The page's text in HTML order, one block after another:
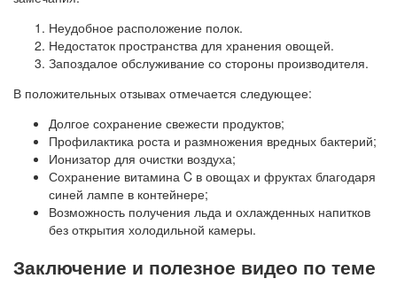
Неудобное расположение полок.
Недостаток пространства для хранения овощей.
Запоздалое обслуживание со стороны производителя.
В положительных отзывах отмечается следующее:
Долгое сохранение свежести продуктов;
Профилактика роста и размножения вредных бактерий;
Ионизатор для очистки воздуха;
Сохранение витамина C в овощах и фруктах благодаря
синей лампе в контейнере;
Возможность получения льда и охлажденных напитков
без открытия холодильной камеры.
Заключение и полезное видео по теме